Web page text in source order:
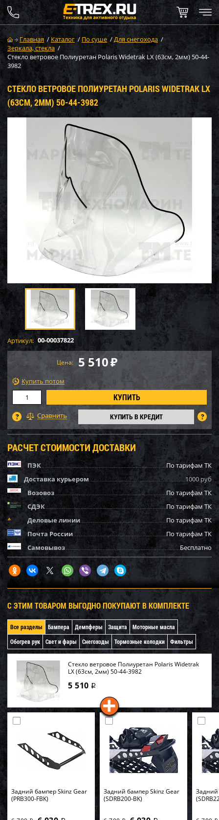
Главная / Каталог / По суше /Для снегохода /
Зеркала, стекла /
Стекло ветровое Полиуретан Polaris Widetrak LX (63см, 2мм) 50-44-
3982
СТЕКЛО ВЕТРОВОЕ ПОЛИУРЕТАН POLARIS WIDETRAK LX
(63СМ, 2ММ) 50-44-3982
Артикул: 00-00037822
Цена: 5 510₽
Купить потом
КУПИТЬ В КРЕДИТ
РАСЧЕТ СТОИМОСТИ ДОСТАВКИ
ПЭК
По тарифам ТК
Доставка курьером
1000 руб
Возовоз
По тарифам ТК
СДЭК
По тарифам ТК
Деловые линии
По тарифам ТК
Почта России
По тарифам ТК
Самовывоз
Бесплатно
С ЭТИМ ТОВАРОМ ВЫГОДНО ПОКУПАЮТ В КОМПЛЕКТЕ
Все разделы Бампера Демпферы Защита
Моторные масла
Обогрев рук
Свет и фары Снегоходы Тормозные колодки Фильтры
Стекло ветровое Полиуретан Polaris Widetrak
LX (63см, 2мм) 50-44-3982
5 510 i
Задний бампер Skinz Gear
(PRB300-FBK)
Задний бампер Skinz Gear
(SDRB200-BK)
Задний